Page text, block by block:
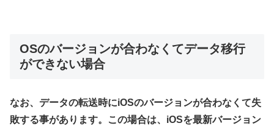
OSのバージョンが合わなくてデータ移行
ができない場合
なお、データの転送時にiOSのバージョンが合わなくて失
敗する事があります。この場合は、iOSを最新バージョン